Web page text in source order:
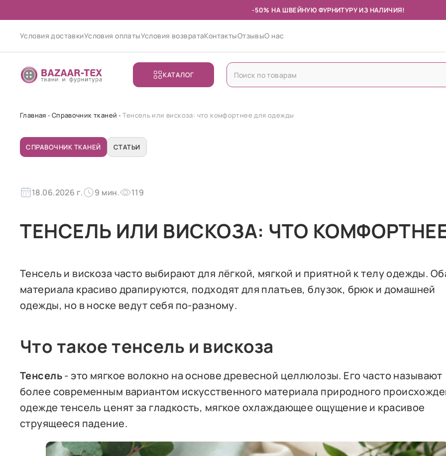
-50% НА ШВЕЙНУЮ ФУРНИТУРУ ИЗ НАЛИЧИЯ!
Условия доставкиУсловия оплатыУсловия возвратаКонтактыОтзывыО нас
КАТАЛОГ
Главная Справочник тканей Тенсель или вискоза: что комфортнее для одежды
СПРАВОЧНИК ТКАНЕЙ СТАТЬИ
18.06.2026 г. 9 мин. 119
ТЕНСЕЛЬ ИЛИ ВИСКОЗА: ЧТО
Тенсель и вискоза часто выбирают для лёгкой, мягкой и приятной к телу одежды.
материала красиво драпируются, подходят для платьев, блузок, брюк и домашней
одежды, но в носке ведут себя по-разному.
Что такое тенсель и вискоза
Тенсель- это мягкое волокно на основе древесной целлюлозы. Его часто называют
более современным вариантом искусственного материала природного
одежде тенсель ценят за гладкость, мягкое охлаждающее ощущение и красивое
струящееся падение.